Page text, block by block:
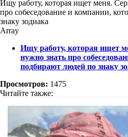
Ищу работу, которая ищет меня.
про собеседование и компании,
знаку зодиака
Array
Ищу работу, которая ищет
нужно знать про
подбирают людей по знаку
Просмотров: 1475
Читайте также: